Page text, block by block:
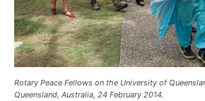
Rotary Peace Fellows on the University of
Queensland, Australia, 24 February 2014.